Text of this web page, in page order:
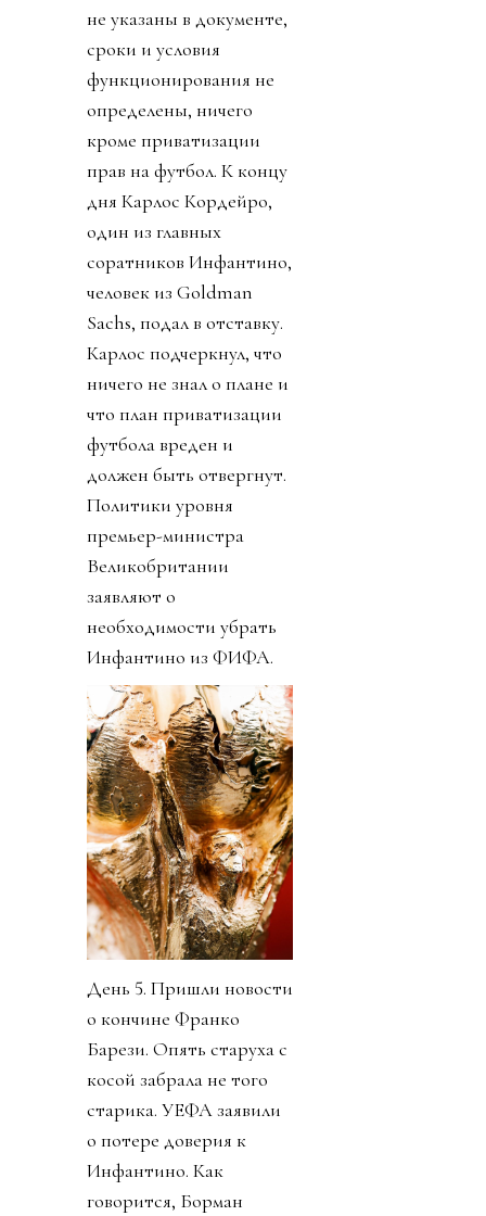
не указаны в документе,
сроки и условия
функционирования не
определены, ничего
кроме приватизации
прав на футбол. К концу
дня Карлос Кордейро,
один из главных
соратников Инфантино,
человек из Goldman
Sachs, подал в отставку.
Карлос подчеркнул, что
ничего не знал о плане и
что план приватизации
футбола вреден и
должен быть отвергнут.
Политики уровня
премьер-министра
Великобритании
заявляют о
необходимости убрать
Инфантино из ФИФА.
День 5. Пришли новости
о кончине Франко
Барези. Опять старуха с
косой забрала не того
старика. УЕФА заявили
о потере доверия к
Инфантино. Как
говорится, Борман